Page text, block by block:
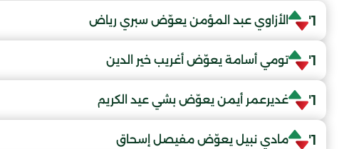
1' الأزاوي عبد المؤمن يعوّض سبري رياض
1' تومي أسامة يعوّض أغريب خير الدين
1' غديرعمر أيمن يعوّض بشي عيد الكريم
1' مادي نبيل يعوّض مفيصل إسحاق